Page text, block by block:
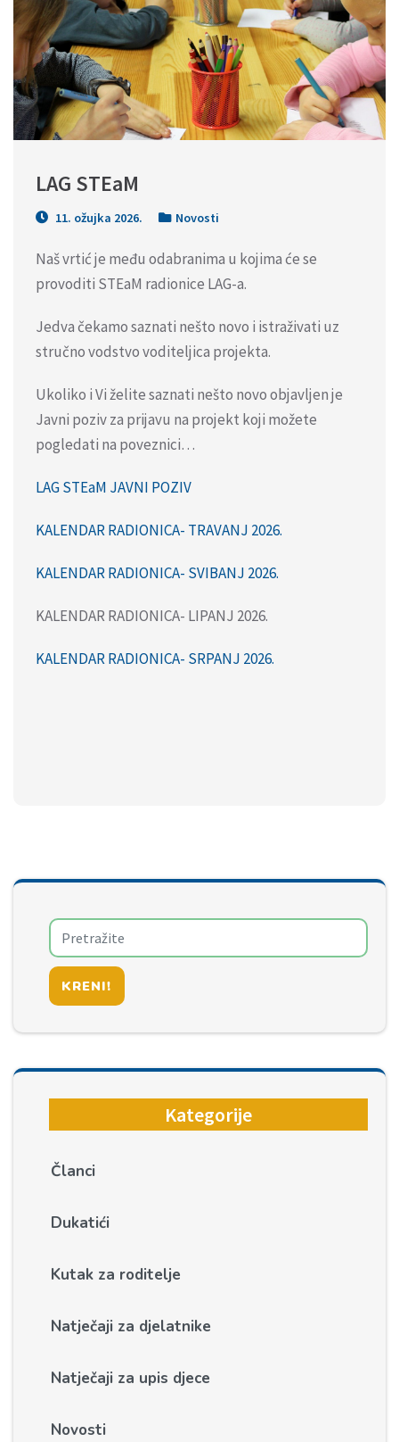
LAG STEaM
11. ožujka 2026. Novosti
Naš vrtić je među odabranima u kojima će se
provoditi STEaM radionice LAG-a.
Jedva čekamo saznati nešto novo i istraživati uz
stručno vodstvo voditeljica projekta.
Ukoliko i Vi želite saznati nešto novo objavljen je
Javni poziv za prijavu na projekt koji možete
pogledati na poveznici…
LAG STEaM JAVNI POZIV
KALENDAR RADIONICA- TRAVANJ 2026.
KALENDAR RADIONICA- SVIBANJ 2026.
KALENDAR RADIONICA- LIPANJ 2026.
KALENDAR RADIONICA- SRPANJ 2026.
KRENI!
Kategorije
Članci
Dukatići
Kutak za roditelje
Natječaji za djelatnike
Natječaji za upis djece
Novosti